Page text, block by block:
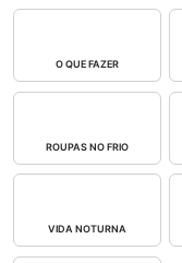
O QUE FAZER
ROUPAS NO FRIO
VIDA NOTURNA